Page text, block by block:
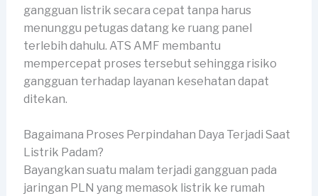
gangguan listrik secara cepat tanpa harus
menunggu petugas datang ke ruang panel
terlebih dahulu. ATS AMF membantu
mempercepat proses tersebut sehingga risiko
gangguan terhadap layanan kesehatan dapat
ditekan.
Bagaimana Proses Perpindahan Daya Terjadi Saat
Listrik Padam?
Bayangkan suatu malam terjadi gangguan pada
jaringan PLN yang memasok listrik ke rumah